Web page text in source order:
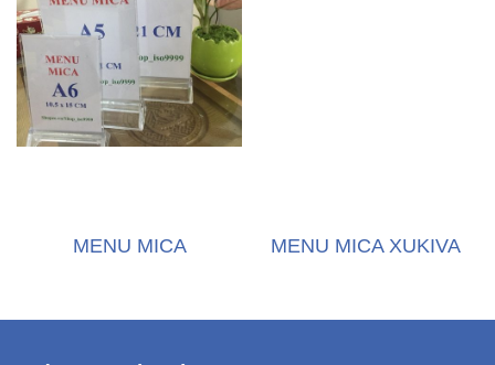
MENU MICA MENU MICA XUKIVA